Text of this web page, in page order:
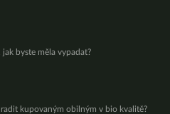
jak byste měla vypadat?
kupovaným obilným v bio kvalitě?